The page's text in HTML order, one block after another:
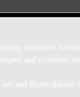
anbieten
auf unseren
auf Basis